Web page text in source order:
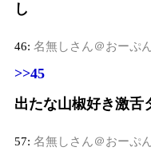
し
46: 名無しさん＠おーぷ
>>45
出たな山椒好き激舌
57: 名無しさん＠おーぷ